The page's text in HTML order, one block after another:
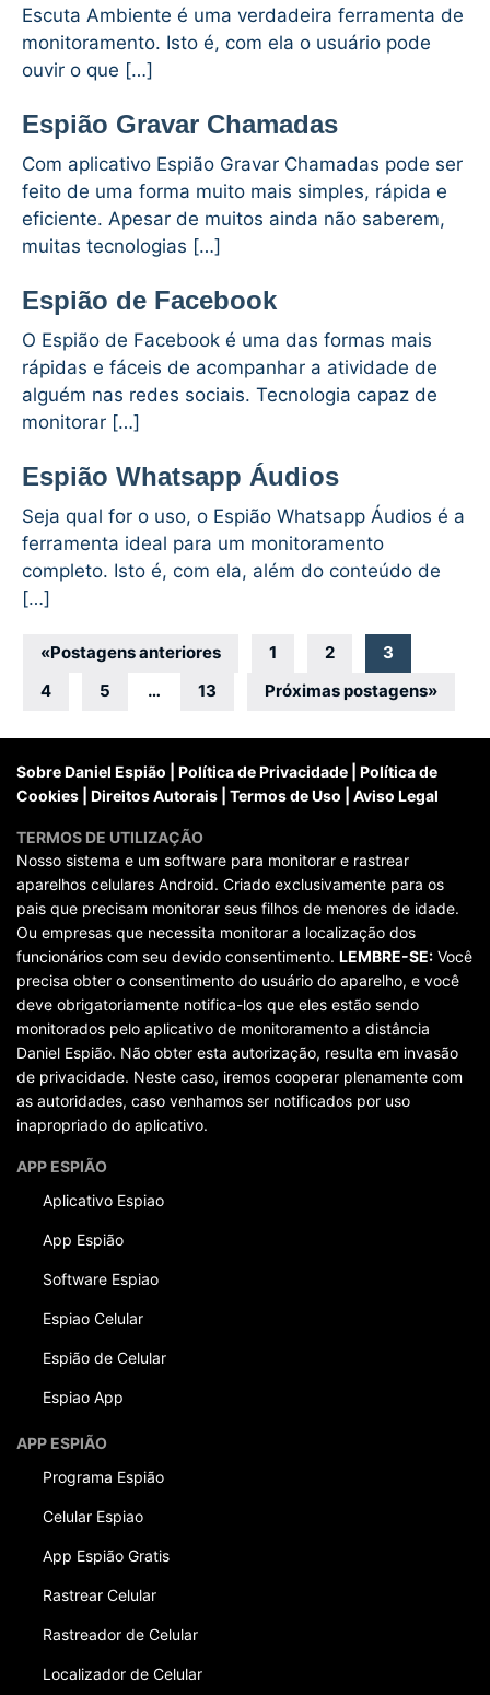
Escuta Ambiente é uma verdadeira ferramenta de
monitoramento. Isto é, com ela o usuário pode
ouvir o que […]
Espião Gravar Chamadas
Com aplicativo Espião Gravar Chamadas pode ser
feito de uma forma muito mais simples, rápida e
eficiente. Apesar de muitos ainda não saberem,
muitas tecnologias […]
Espião de Facebook
O Espião de Facebook é uma das formas mais
rápidas e fáceis de acompanhar a atividade de
alguém nas redes sociais. Tecnologia capaz de
monitorar […]
Espião Whatsapp Áudios
Seja qual for o uso, o Espião Whatsapp Áudios é a
ferramenta ideal para um monitoramento
completo. Isto é, com ela, além do conteúdo de
[…]
Navegação
por
posts
«Postagens anteriores 1 2
3
4
5 … 13 Próximas postagens»
Sobre Daniel Espião Política de Privacidade
Política de
Cookies
Direitos Autorais Termos de Uso Aviso Legal
TERMOS DE UTILIZAÇÃO
Nosso sistema e um software para monitorar e rastrear
aparelhos celulares Android. Criado exclusivamente para os
pais que precisam monitorar seus filhos de menores de idade.
Ou empresas que necessita monitorar a localização dos
funcionários com seu devido consentimento. LEMBRE-SE: Você
precisa obter o consentimento do usuário do aparelho, e você
deve obrigatoriamente notifica-los que eles estão sendo
monitorados pelo aplicativo de monitoramento a distância
Daniel Espião. Não obter esta autorização, resulta em invasão
de privacidade. Neste caso, iremos cooperar plenamente com
as autoridades, caso venhamos ser notificados por uso
inapropriado do aplicativo.
APP ESPIÃO
Aplicativo Espiao
App Espião
Software Espiao
Espiao Celular
Espião de Celular
Espiao App
APP ESPIÃO
Programa Espião
Celular Espiao
App Espião Gratis
Rastrear Celular
Rastreador de Celular
Localizador de Celular